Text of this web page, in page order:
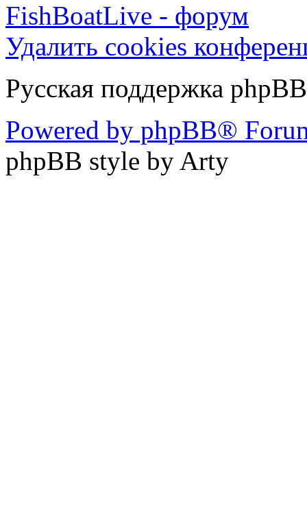
FishBoatLive - форум
Удалить cookies
Русская поддержка phpBB
Powered by phpBB®
phpBB style by Arty